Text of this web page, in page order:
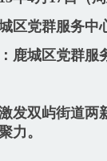
区党群服务中
鹿城区党群服
发双屿街道
力。